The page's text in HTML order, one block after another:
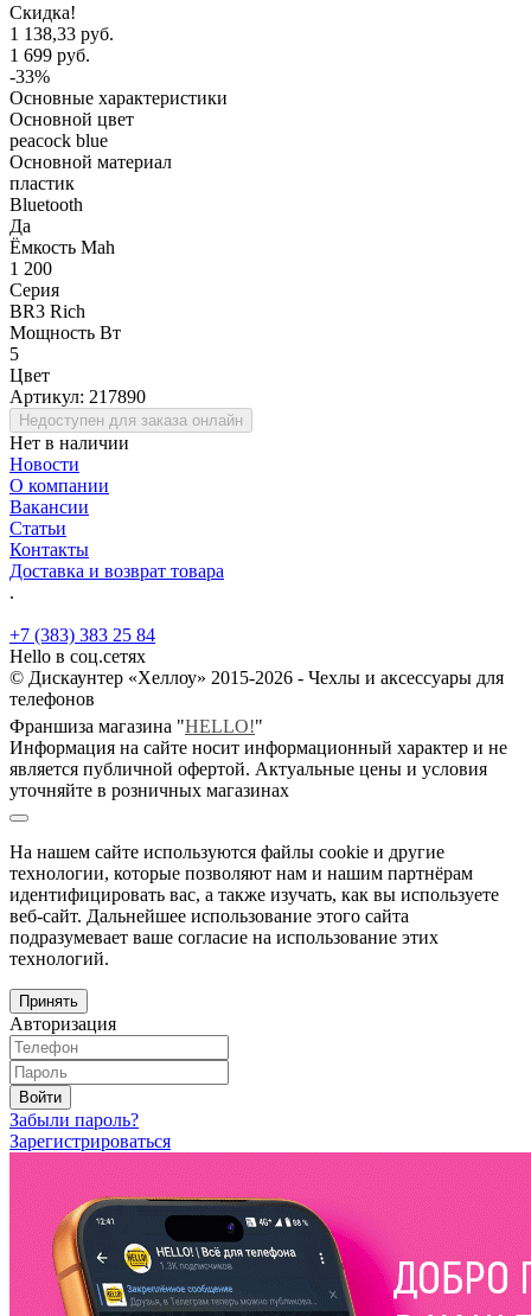
Скидка!
1 138,33 руб.
1 699 руб.
-33%
Основные характеристики
Основной цвет
peacock blue
Основной материал
пластик
Bluetooth
Да
Ёмкость Mah
1 200
Серия
BR3 Rich
Мощность Вт
5
Цвет
Артикул: 217890
Недоступен для заказа онлайн
Нет в наличии
Новости
О компании
Вакансии
Статьи
Контакты
Доставка и возврат товара
.
+7 (383) 383 25 84
Hello в соц.сетях
© Дискаунтер «Хеллоу» 2015-2026 - Чехлы и аксессуары для
телефонов
Франшиза магазина "HELLO!"
Информация на сайте носит информационный характер и не
является публичной офертой. Актуальные цены и условия
уточняйте в розничных магазинах
На нашем сайте используются файлы cookie и другие
технологии, которые позволяют нам и нашим партнёрам
идентифицировать вас, а также изучать, как вы используете
веб-сайт. Дальнейшее использование этого сайта
подразумевает ваше согласие на использование этих
технологий.
Принять
Авторизация
Войти
Забыли пароль?
Зарегистрироваться